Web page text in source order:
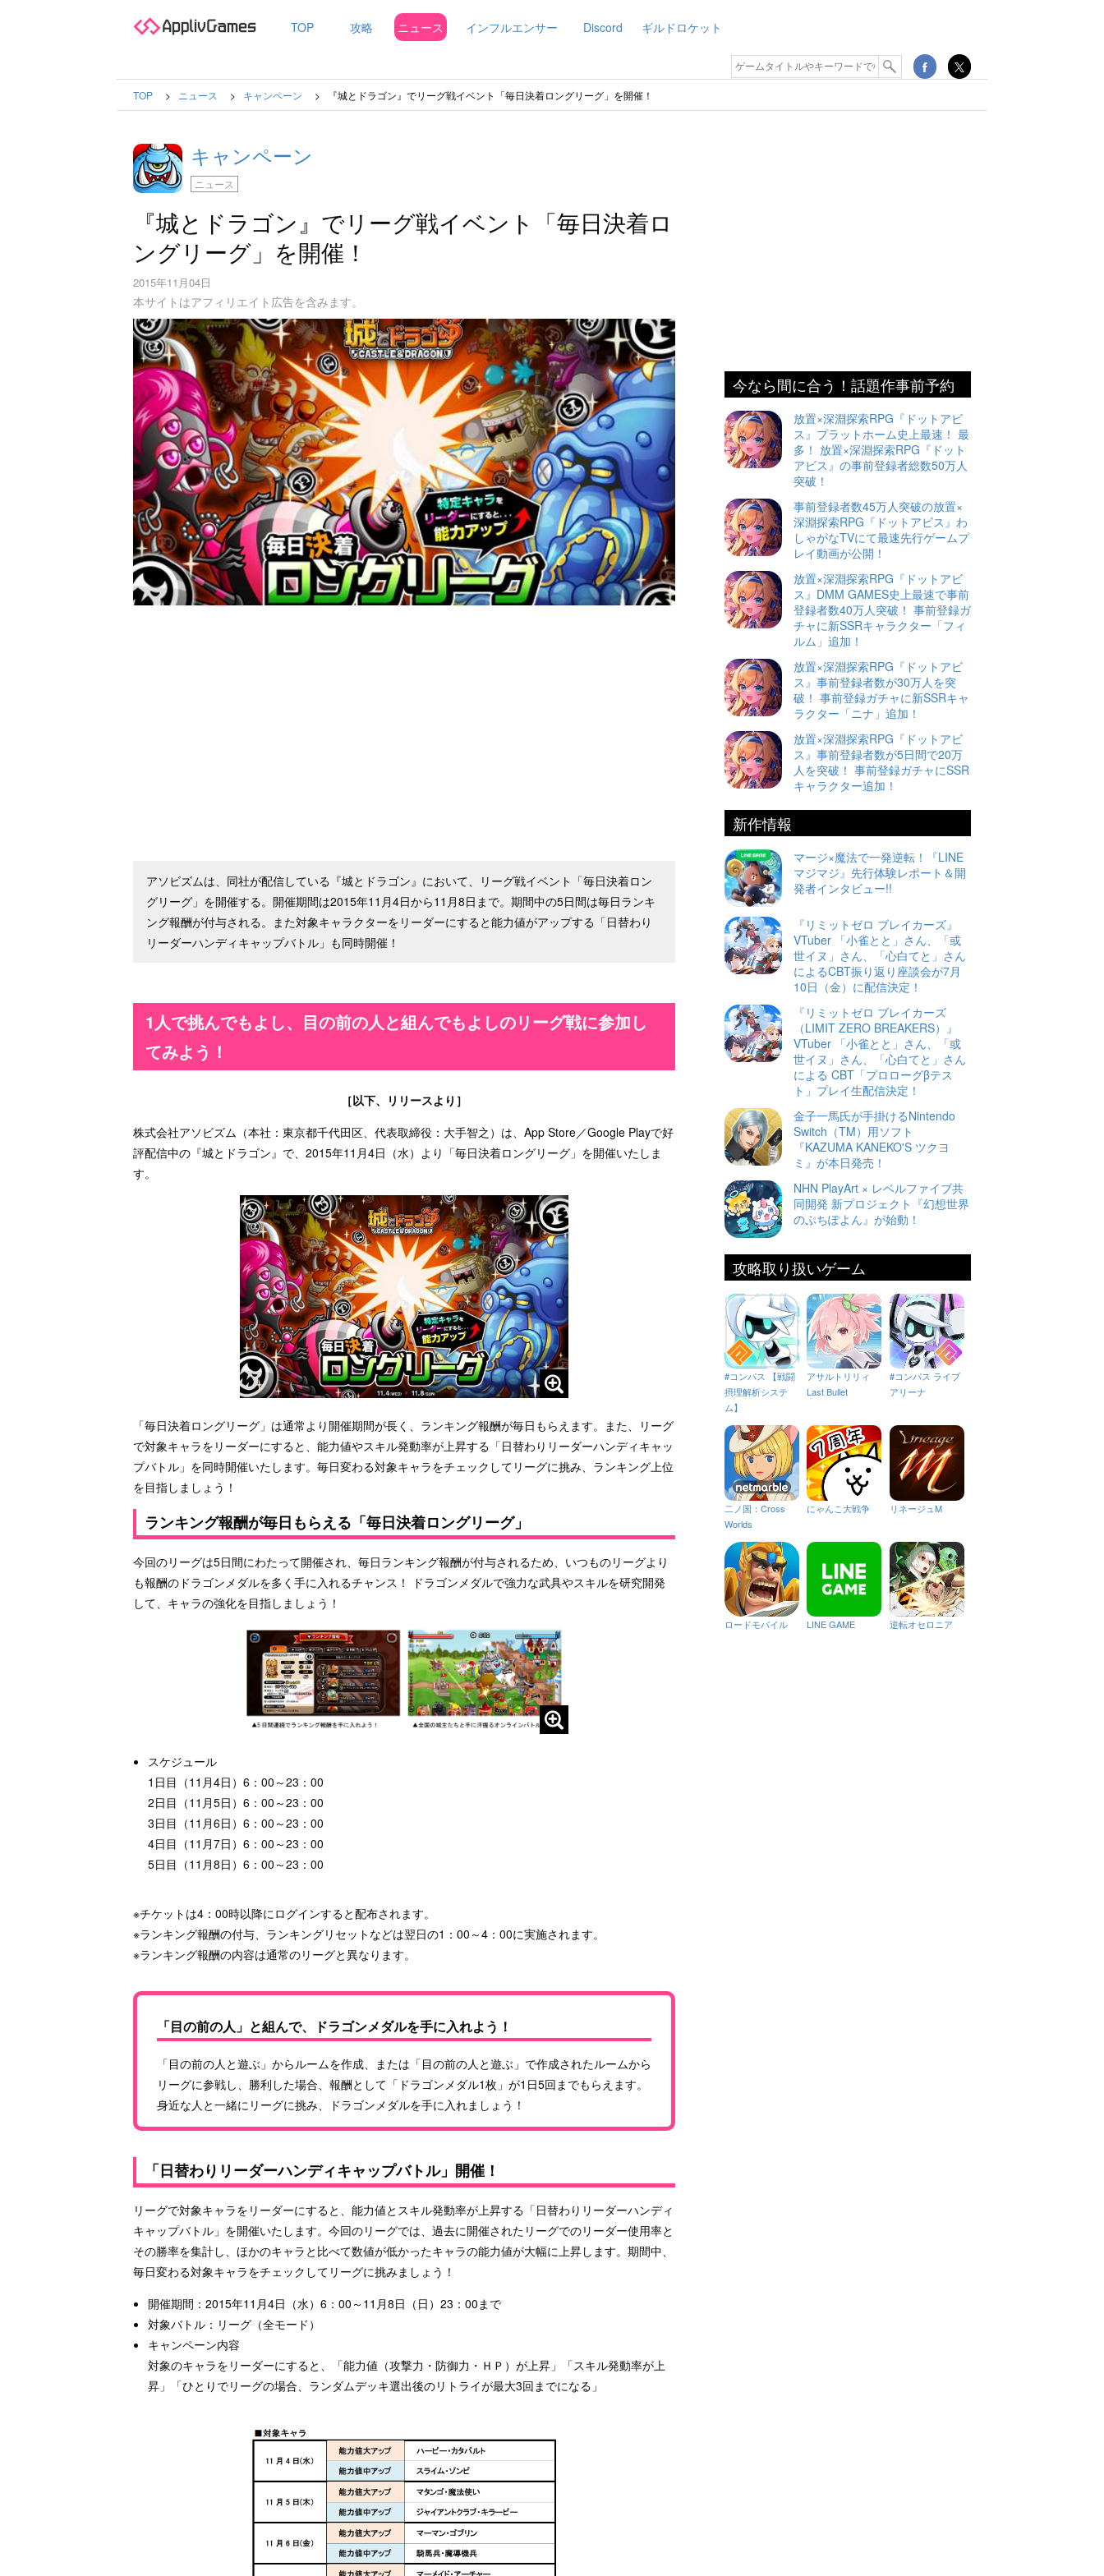
TOP 攻略 ニュース インフルエンサー Discord ギルドロケット
TOP ニュース キャンペーン 『城とドラゴン』でリーグ戦イベント「毎日決着ロングリーグ」を開催！
キャンペーン
ニュース
『城とドラゴン』でリーグ戦イベント「毎日決着ロ
ングリーグ」を開催！
2015年11月04日
本サイトはアフィリエイト広告を含みます。
アソビズムは、同社が配信している『城とドラゴン』において、リーグ戦イベント「毎日決着ロン
グリーグ」を開催する。開催期間は2015年11月4日から11月8日まで。期間中の5日間は毎日ランキ
ング報酬が付与される。また対象キャラクターをリーダーにすると能力値がアップする「日替わり
リーダーハンディキャップバトル」も同時開催！
1人で挑んでもよし、目の前の人と組んでもよしのリーグ戦に参加し
てみよう！
［以下、リリースより］
株式会社アソビズム（本社：東京都千代田区、代表取締役：大手智之）は、App Store／Google Playで好
評配信中の『城とドラゴン』で、2015年11月4日（水）より「毎日決着ロングリーグ」を開催いたしま
す。
「毎日決着ロングリーグ」は通常より開催期間が長く、ランキング報酬が毎日もらえます。また、リーグ
で対象キャラをリーダーにすると、能力値やスキル発動率が上昇する「日替わりリーダーハンディキャッ
プバトル」を同時開催いたします。毎日変わる対象キャラをチェックしてリーグに挑み、ランキング上位
を目指しましょう！
ランキング報酬が毎日もらえる「毎日決着ロングリーグ」
今回のリーグは5日間にわたって開催され、毎日ランキング報酬が付与されるため、いつものリーグより
も報酬のドラゴンメダルを多く手に入れるチャンス！ ドラゴンメダルで強力な武具やスキルを研究開発
して、キャラの強化を目指しましょう！
スケジュール
1日目（11月4日）6：00～23：00
2日目（11月5日）6：00～23：00
3日目（11月6日）6：00～23：00
4日目（11月7日）6：00～23：00
5日目（11月8日）6：00～23：00
※チケットは4：00時以降にログインすると配布されます。
※ランキング報酬の付与、ランキングリセットなどは翌日の1：00～4：00に実施されます。
※ランキング報酬の内容は通常のリーグと異なります。
「目の前の人」と組んで、ドラゴンメダルを手に入れよう！
「目の前の人と遊ぶ」からルームを作成、または「目の前の人と遊ぶ」で作成されたルームから
リーグに参戦し、勝利した場合、報酬として「ドラゴンメダル1枚」が1日5回までもらえます。
身近な人と一緒にリーグに挑み、ドラゴンメダルを手に入れましょう！
「日替わりリーダーハンディキャップバトル」開催！
リーグで対象キャラをリーダーにすると、能力値とスキル発動率が上昇する「日替わりリーダーハンディ
キャップバトル」を開催いたします。今回のリーグでは、過去に開催されたリーグでのリーダー使用率と
その勝率を集計し、ほかのキャラと比べて数値が低かったキャラの能力値が大幅に上昇します。期間中、
毎日変わる対象キャラをチェックしてリーグに挑みましょう！
開催期間：2015年11月4日（水）6：00～11月8日（日）23：00まで
対象バトル：リーグ（全モード）
キャンペーン内容
対象のキャラをリーダーにすると、「能力値（攻撃力・防御力・ＨＰ）が上昇」「スキル発動率が上
昇」「ひとりでリーグの場合、ランダムデッキ選出後のリトライが最大3回までになる」
今なら間に合う！話題作事前予約
放置×深淵探索RPG『ドットアビ
ス』プラットホーム史上最速！ 最
多！ 放置×深淵探索RPG『ドット
アビス』の事前登録者総数50万人
突破！
事前登録者数45万人突破の放置×
深淵探索RPG『ドットアビス』わ
しゃがなTVにて最速先行ゲームプ
レイ動画が公開！
放置×深淵探索RPG『ドットアビ
ス』DMM GAMES史上最速で事前
登録者数40万人突破！ 事前登録ガ
チャに新SSRキャラクター「フィ
ルム」追加！
放置×深淵探索RPG『ドットアビ
ス』事前登録者数が30万人を突
破！ 事前登録ガチャに新SSRキャ
ラクター「ニナ」追加！
放置×深淵探索RPG『ドットアビ
ス』事前登録者数が5日間で20万
人を突破！ 事前登録ガチャにSSR
キャラクター追加！
新作情報
マージ×魔法で一発逆転！『LINE
マジマジ』先行体験レポート＆開
発者インタビュー!!
『リミットゼロ ブレイカーズ』
VTuber 「小雀とと」さん、「或
世イヌ」さん、「心白てと」さん
によるCBT振り返り座談会が7月
10日（金）に配信決定！
『リミットゼロ ブレイカーズ
（LIMIT ZERO BREAKERS）』
VTuber 「小雀とと」さん、「或
世イヌ」さん、「心白てと」さん
による CBT「プロローグβテス
ト」プレイ生配信決定！
金子一馬氏が手掛けるNintendo
Switch（TM）用ソフト
『KAZUMA KANEKO'S ツクヨ
ミ』が本日発売！
NHN PlayArt × レベルファイブ共
同開発 新プロジェクト『幻想世界
のぷちぽよん』が始動！
攻略取り扱いゲーム
#コンパス 【戦闘
摂理解析システ
ム】
アサルトリリィ
Last Bullet
#コンパス ライブ
アリーナ
二ノ国：Cross
Worlds
にゃんこ大戦争 リネージュM
ロードモバイル LINE GAME 逆転オセロニア